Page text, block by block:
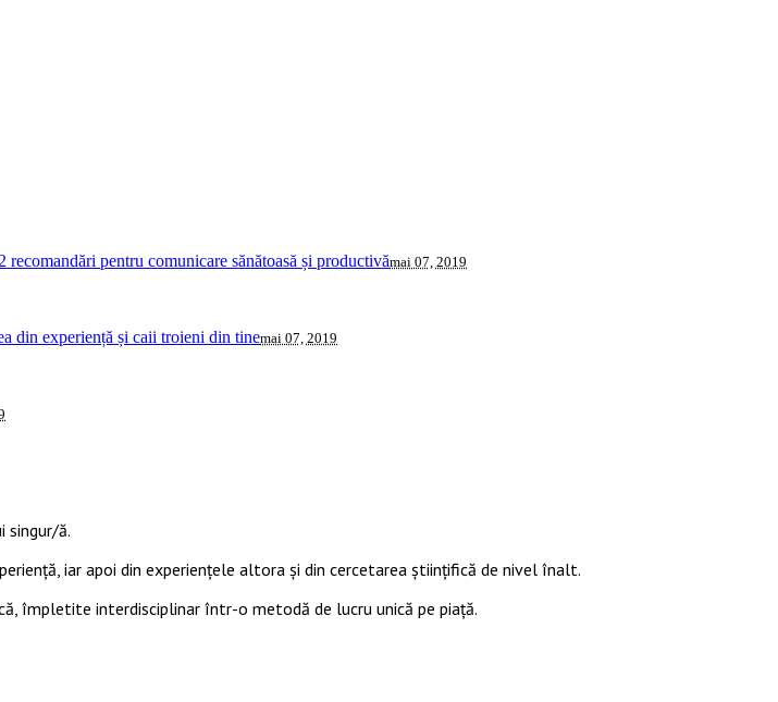
recomandări pentru comunicare sănătoasă și productivămai 07, 2019
din experiență și caii troieni din tinemai 07, 2019
singur/ă.
iar apoi din experiențele altora și din cercetarea științifică de nivel înalt.
împletite interdisciplinar într-o metodă de lucru unică pe piață.